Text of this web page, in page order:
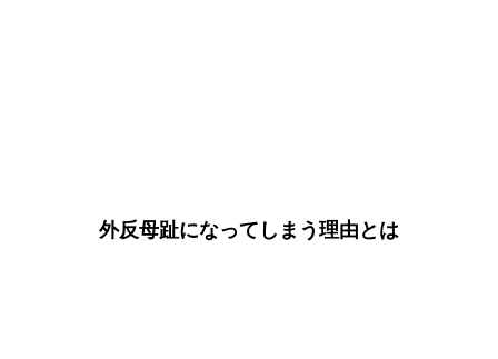
外反母趾になってしまう理由とは